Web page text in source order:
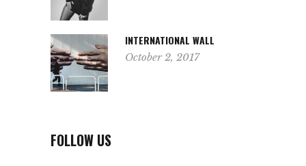
INTERNATIONAL WALL
October 2, 2017
FOLLOW US